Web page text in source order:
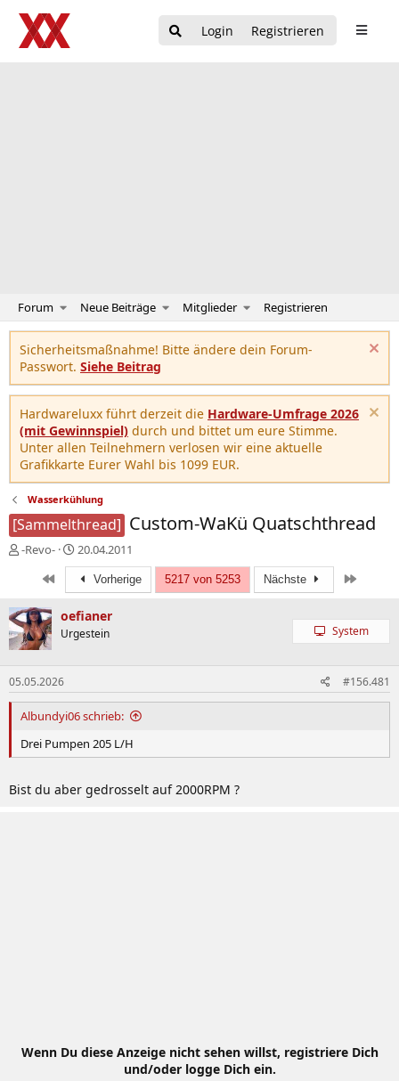
Login Registrieren
Forum Neue Beiträge Mitglieder Registrieren
Sicherheitsmaßnahme! Bitte ändere dein Forum-
Passwort. Siehe Beitrag
Hardwareluxx führt derzeit die Hardware-Umfrage 2026
(mit Gewinnspiel) durch und bittet um eure Stimme.
Unter allen Teilnehmern verlosen wir eine aktuelle
Grafikkarte Eurer Wahl bis 1099 EUR.
Wasserkühlung
[Sammelthread] Custom-WaKü Quatschthread
E
e
l
l
r
-Revo-
E
r
s
t
e
l
l
m
20.04.2011
Erste Vorherige 5217 von 5253 Nächste
oefianer
Urgestein System
05.05.2026 #156.481
Albundyi06 schrieb:
Drei Pumpen 205 L/H
Bist du aber gedrosselt auf 2000RPM ?
Wenn Du diese Anzeige nicht sehen willst, registriere Dich
und/oder logge Dich ein.